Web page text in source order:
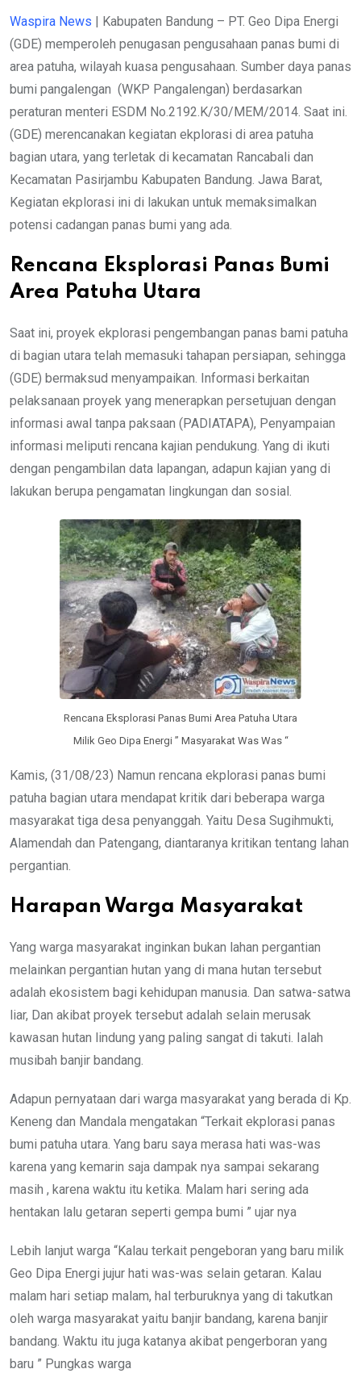
Waspira News | Kabupaten Bandung – PT. Geo Dipa Energi
(GDE) memperoleh penugasan pengusahaan panas bumi di
area patuha, wilayah kuasa pengusahaan. Sumber daya panas
bumi pangalengan (WKP Pangalengan) berdasarkan
peraturan menteri ESDM No.2192.K/30/MEM/2014. Saat ini.
(GDE) merencanakan kegiatan ekplorasi di area patuha
bagian utara, yang terletak di kecamatan Rancabali dan
Kecamatan Pasirjambu Kabupaten Bandung. Jawa Barat,
Kegiatan ekplorasi ini di lakukan untuk memaksimalkan
potensi cadangan panas bumi yang ada.
Rencana Eksplorasi Panas Bumi
Area Patuha Utara
Saat ini, proyek ekplorasi pengembangan panas bami patuha
di bagian utara telah memasuki tahapan persiapan, sehingga
(GDE) bermaksud menyampaikan. Informasi berkaitan
pelaksanaan proyek yang menerapkan persetujuan dengan
informasi awal tanpa paksaan (PADIATAPA), Penyampaian
informasi meliputi rencana kajian pendukung. Yang di ikuti
dengan pengambilan data lapangan, adapun kajian yang di
lakukan berupa pengamatan lingkungan dan sosial.
Rencana Eksplorasi Panas Bumi Area Patuha Utara
Milik Geo Dipa Energi ” Masyarakat Was Was “
Kamis, (31/08/23) Namun rencana ekplorasi panas bumi
patuha bagian utara mendapat kritik dari beberapa warga
masyarakat tiga desa penyanggah. Yaitu Desa Sugihmukti,
Alamendah dan Patengang, diantaranya kritikan tentang lahan
pergantian.
Harapan Warga Masyarakat
Yang warga masyarakat inginkan bukan lahan pergantian
melainkan pergantian hutan yang di mana hutan tersebut
adalah ekosistem bagi kehidupan manusia. Dan satwa-satwa
liar, Dan akibat proyek tersebut adalah selain merusak
kawasan hutan lindung yang paling sangat di takuti. Ialah
musibah banjir bandang.
Adapun pernyataan dari warga masyarakat yang berada di Kp.
Keneng dan Mandala mengatakan “Terkait ekplorasi panas
bumi patuha utara. Yang baru saya merasa hati was-was
karena yang kemarin saja dampak nya sampai sekarang
masih , karena waktu itu ketika. Malam hari sering ada
hentakan lalu getaran seperti gempa bumi ” ujar nya
Lebih lanjut warga “Kalau terkait pengeboran yang baru milik
Geo Dipa Energi jujur hati was-was selain getaran. Kalau
malam hari setiap malam, hal terburuknya yang di takutkan
oleh warga masyarakat yaitu banjir bandang, karena banjir
bandang. Waktu itu juga katanya akibat pengerboran yang
baru ” Pungkas warga